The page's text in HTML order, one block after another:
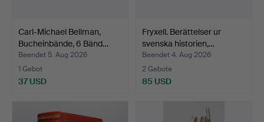
Carl-Michael Bellman,
Bucheinbände, 6 Bänd…
Beendet 5. Aug 2026
1 Gebot
37 USD
Fryxell. Berättelser ur
svenska historien,…
Beendet 4. Aug 2026
2 Gebote
85 USD